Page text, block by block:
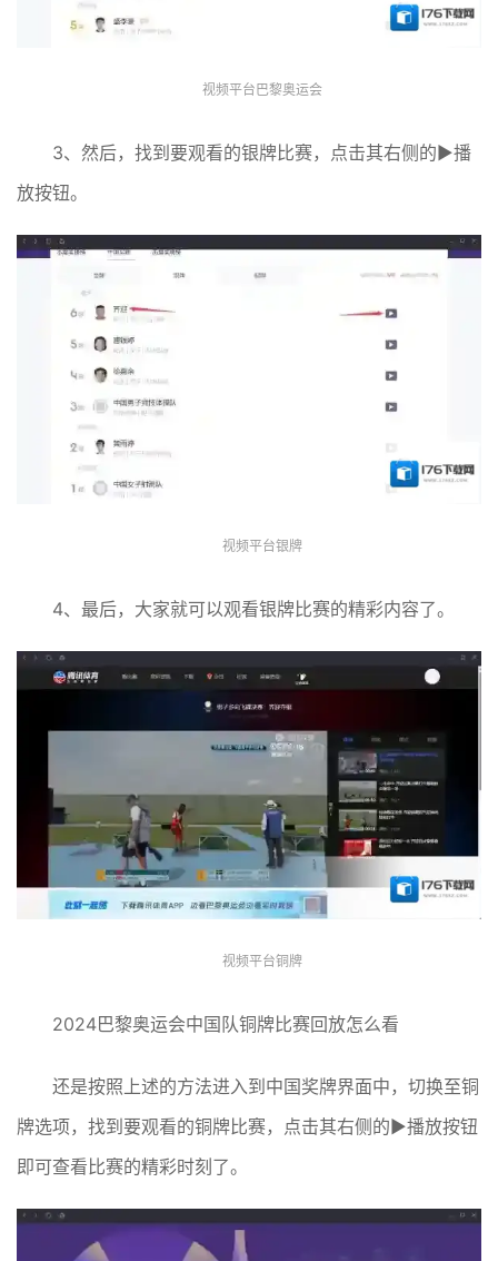
视频平台巴黎奥运会
3、然后，找到要观看的银牌比赛，点击其右侧的▶播
放按钮。
视频平台银牌
4、最后，大家就可以观看银牌比赛的精彩内容了。
视频平台铜牌
2024巴黎奥运会中国队铜牌比赛回放怎么看
还是按照上述的方法进入到中国奖牌界面中，切换至铜
牌选项，找到要观看的铜牌比赛，点击其右侧的▶播放按钮
即可查看比赛的精彩时刻了。